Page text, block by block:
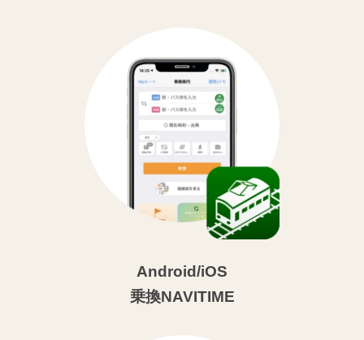
Android/iOS
乗換NAVITIME